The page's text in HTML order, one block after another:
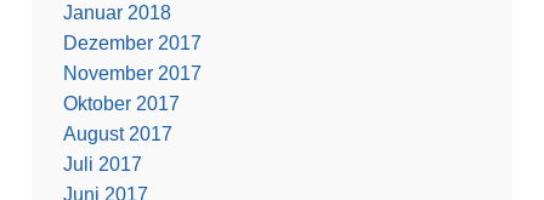
Januar 2018
Dezember 2017
November 2017
Oktober 2017
August 2017
Juli 2017
Juni 2017